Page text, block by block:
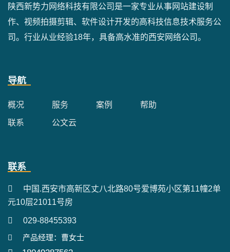
陕西新势力网络科技有限公司是一家专业从事网站建设制
作、视频拍摄剪辑、软件设计开发的高科技信息技术服务公
司。行业从业经验18年，具备高水准的西安网络公司。
导航
概况 服务 案例 帮助
联系 公文云
联系
中国.西安市高新区丈八北路80号爱博苑小区第11幢2单
元10层21011号房
029-88455393
产品经理：曹女士